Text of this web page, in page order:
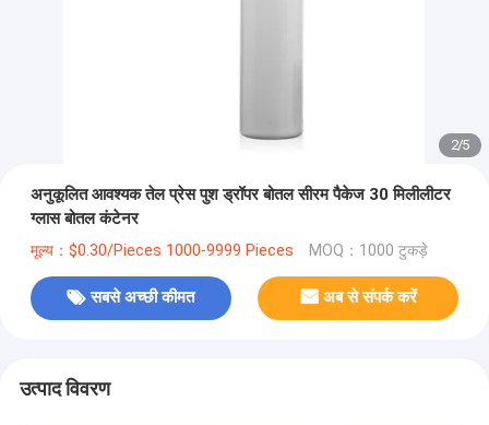
2/5
अनुकूलित आवश्यक तेल प्रेस पुश ड्रॉपर बोतल सीरम पैकेज 30 मिलीलीटर
ग्लास बोतल कंटेनर
मूल्य：$0.30/Pieces 1000-9999 Pieces MOQ：1000 टुकड़े
सबसे अच्छी कीमत अब से संपर्क करें
उत्पाद विवरण